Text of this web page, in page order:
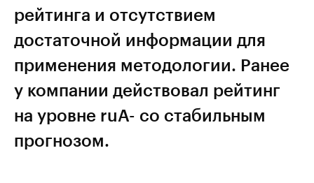
рейтинга и отсутствием
достаточной информации для
применения методологии. Ранее
у компании действовал рейтинг
на уровне ruА- со стабильным
прогнозом.